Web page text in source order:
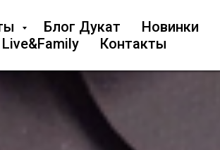
Блог Дукат Новинки
Контакты